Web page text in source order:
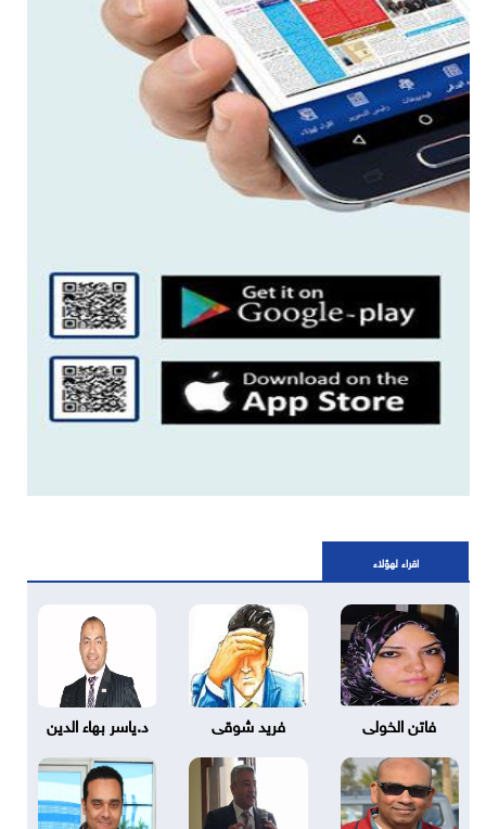
اقراء لهؤلاء
فاتن الخولى فريد شوقى د.ياسر بهاء الدين